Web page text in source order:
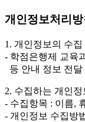
3. 개인정보
외하고는 회원
원이거나 상담
소비자 불만
의 경우에는 상
개인정보처리방
1. 개인정보의 수
- 학점은행제 교육
등 안내 정보 전달
2. 수집하는 개인
- 수집항목 : 이름,
- 개인정보 수집방